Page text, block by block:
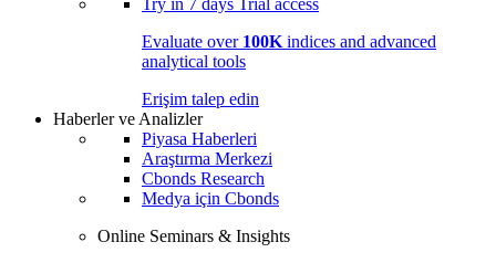
Try in 7 days Trial access
Evaluate over 100K indices and advanced
analytical tools
Erişim talep edin
Haberler ve Analizler
Piyasa Haberleri
Araştırma Merkezi
Cbonds Research
Medya için Cbonds
Online Seminars & Insights